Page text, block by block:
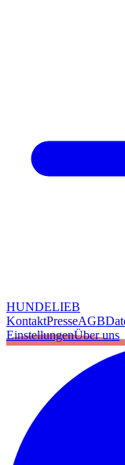
HUNDELIEB
KontaktPresseAGB
EinstellungenÜber uns